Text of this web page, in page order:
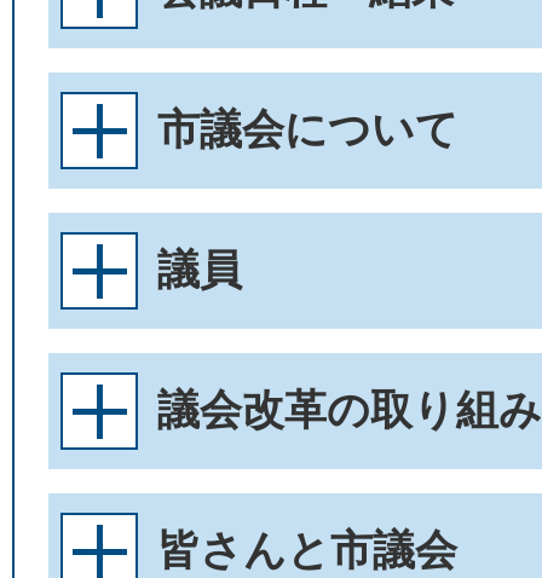
市議会について
議員
議会改革の取り組み
皆さんと市議会